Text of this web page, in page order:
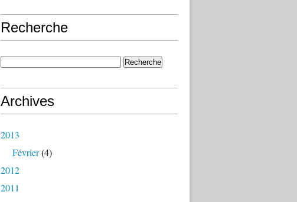
Recherche
Archives
2013
Février(4)
2012
2011